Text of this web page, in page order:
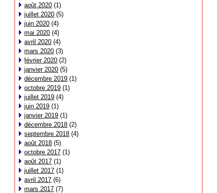
août 2020 (1)
juillet 2020 (5)
juin 2020 (4)
mai 2020 (4)
avril 2020 (4)
mars 2020 (3)
février 2020 (2)
janvier 2020 (5)
décembre 2019 (1)
octobre 2019 (1)
juillet 2019 (4)
juin 2019 (1)
janvier 2019 (1)
décembre 2018 (2)
septembre 2018 (4)
août 2018 (5)
octobre 2017 (1)
août 2017 (1)
juillet 2017 (1)
avril 2017 (6)
mars 2017 (7)